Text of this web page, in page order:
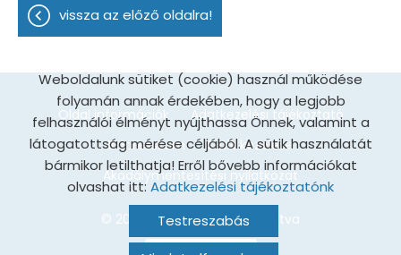
vissza az előző oldalra!
© 2026 - Minden jog fenntartva
Oldal információk
Adatkezelési tájékoztató
Impresszum
Sütik kezelése
Akadálymentesítési nyilatkozat
Testreszabás
Weboldalunk sütiket (cookie) használ működése
folyamán annak érdekében, hogy a legjobb
felhasználói élményt nyújthassa Önnek, valamint a
látogatottság mérése céljából. A sütik használatát
bármikor letilthatja! Erről bővebb információkat
olvashat itt:Adatkezelési tájékoztatónk